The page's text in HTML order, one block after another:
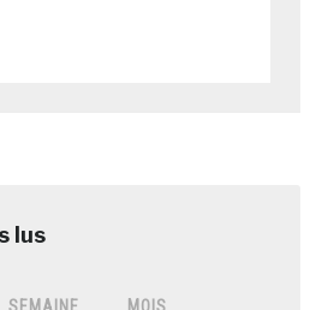
SEMAINE MOIS